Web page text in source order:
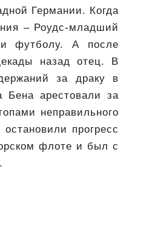
Германии. Когда
– Роудс-младший
и футболу. А после
назад отец. В
за драку в
арестовали за
неправильного
прогресс
флоте и был с